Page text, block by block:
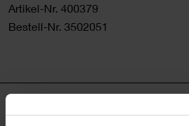
Artikel-Nr. 400379
Bestell-Nr. 3502051